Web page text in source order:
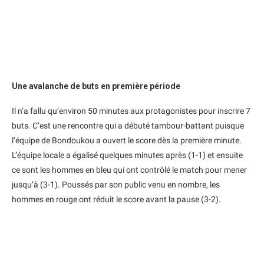
Une avalanche de buts en première période
Il n’a fallu qu’environ 50 minutes aux protagonistes pour inscrire 7
buts. C’est une rencontre qui a débuté tambour-battant puisque
l’équipe de Bondoukou a ouvert le score dès la première minute.
L’équipe locale a égalisé quelques minutes après (1-1) et ensuite
ce sont les hommes en bleu qui ont contrôlé le match pour mener
jusqu’à (3-1). Poussés par son public venu en nombre, les
hommes en rouge ont réduit le score avant la pause (3-2).